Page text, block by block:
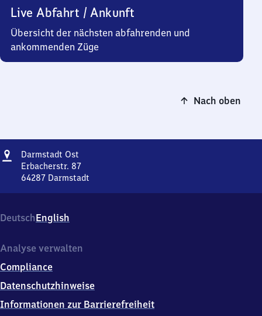
Live Abfahrt / Ankunft
Übersicht der nächsten abfahrenden und
ankommenden Züge
Nach oben
Adresse
Darmstadt Ost
Ost
Erbacherstr. 87
64287 Darmstadt
Erbacherstr.
87,
4
8
7
DeutschEnglish
Analyse verwalten
Compliance
Datenschutzhinweise
Informationen zur Barrierefreiheit